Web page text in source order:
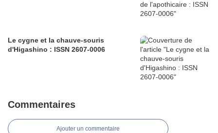
Le cygne et la chauve-souris
d'Higashino : ISSN 2607-0006
Commentaires
Ajouter un commentaire